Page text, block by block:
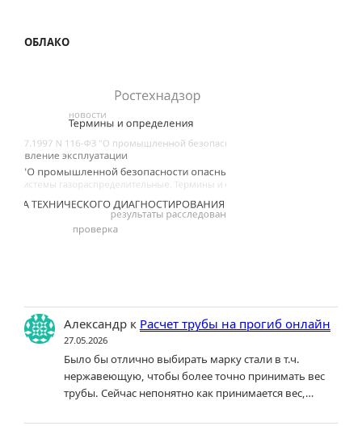
ОБЛАКО
Александрк Расчет трубы на прогиб онлайн
27.05.2026
Было бы отлично выбирать марку стали в т.ч.
нержавеющую, чтобы более точно принимать вес
трубы. Сейчас непонятно как принимается вес,…